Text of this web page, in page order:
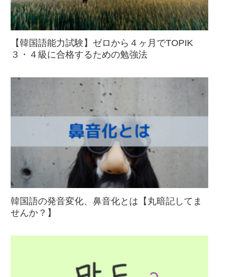
【韓国語能力試験】ゼロから４ヶ月でTOPIK
３・４級に合格するための勉強法
韓国語の発音変化、鼻音化とは【丸暗記してま
せんか？】